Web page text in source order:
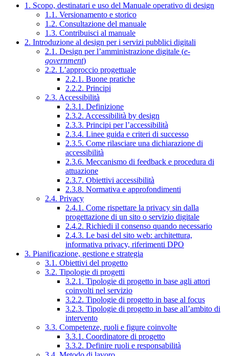
1. Scopo, destinatari e uso del Manuale operativo di design
1.1. Versionamento e storico
1.2. Consultazione del manuale
1.3. Contribuisci al manuale
2. Introduzione al design per i servizi pubblici digitali
2.1. Design per l’amministrazione digitale (e-
government)
2.2. L’approccio progettuale
2.2.1. Buone pratiche
2.2.2. Principi
2.3. Accessibilità
2.3.1. Definizione
2.3.2. Accessibilità by design
2.3.3. Principi per l’accessibilità
2.3.4. Linee guida e criteri di successo
2.3.5. Come rilasciare una dichiarazione di
accessibilità
2.3.6. Meccanismo di feedback e procedura di
attuazione
2.3.7. Obiettivi accessibilità
2.3.8. Normativa e approfondimenti
2.4. Privacy
2.4.1. Come rispettare la privacy sin dalla
progettazione di un sito o servizio digitale
2.4.2. Richiedi il consenso quando necessario
2.4.3. Le basi del sito web: architettura,
informativa privacy, riferimenti DPO
3. Pianificazione, gestione e strategia
3.1. Obiettivi del progetto
3.2. Tipologie di progetti
3.2.1. Tipologie di progetto in base agli attori
coinvolti nel servizio
3.2.2. Tipologie di progetto in base al focus
3.2.3. Tipologie di progetto in base all’ambito di
intervento
3.3. Competenze, ruoli e figure coinvolte
3.3.1. Coordinatore di progetto
3.3.2. Definire ruoli e responsabilità